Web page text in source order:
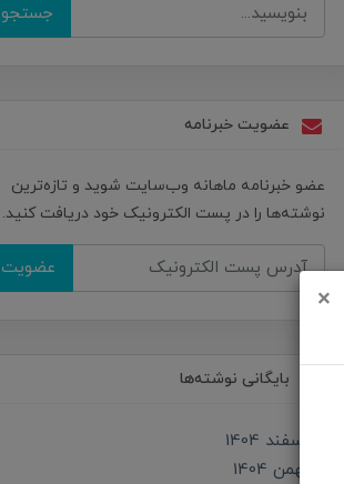
×
جستجو
عضویت خبرنامه
عضو خبرنامه ماهانه وب‌سایت شوید و تازه‌ترین
نوشته‌ها را در پست الکترونیک خود دریافت کنید.
عضویت
بایگانی نوشته‌ها
اسفند 1404
بهمن 1404